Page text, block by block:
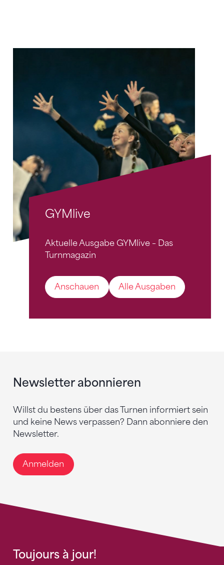
GYMlive
Aktuelle Ausgabe GYMlive – Das
Turnmagazin
Anschauen Alle Ausgaben
Newsletter abonnieren
Willst du bestens über das Turnen informiert sein
und keine News verpassen? Dann abonniere den
Newsletter.
Anmelden
Toujours à jour!